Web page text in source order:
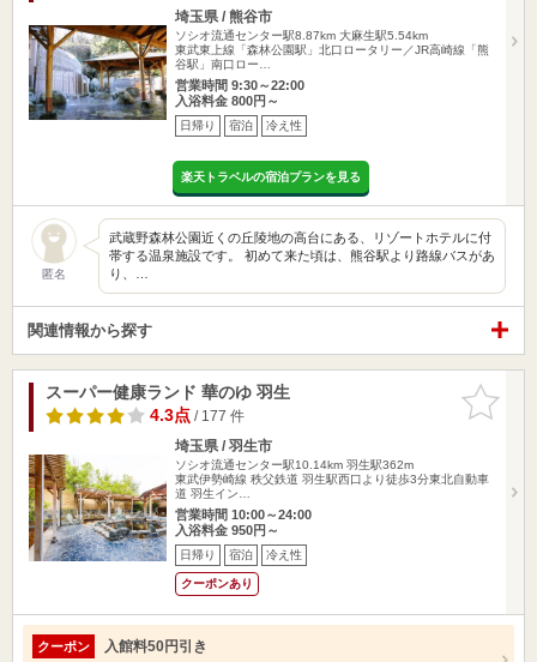
埼玉県 / 熊谷市
ソシオ流通センター駅8.87km 大麻生駅5.54km
東武東上線「森林公園駅」北口ロータリー／JR高崎線「熊
谷駅」南口ロー…
営業時間 9:30～22:00
入浴料金 800円～
日帰り 宿泊 冷え性
楽天トラベルの宿泊プランを見る
匿名
武蔵野森林公園近くの丘陵地の高台にある、リゾートホテルに付
帯する温泉施設です。 初めて来た頃は、熊谷駅より路線バスがあ
り、…
関連情報から探す
お気に入
りに追加
スーパー健康ランド 華のゆ 羽生
4.3点/ 177 件
埼玉県 / 羽生市
ソシオ流通センター駅10.14km 羽生駅362m
東武伊勢崎線 秩父鉄道 羽生駅西口より徒歩3分東北自動車
道 羽生イン…
営業時間 10:00～24:00
入浴料金 950円～
日帰り 宿泊 冷え性
クーポンあり
クーポン 入館料50円引き